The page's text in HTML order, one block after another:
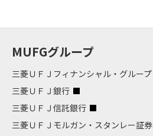
MUFGグループ
三菱ＵＦＪフィナンシャル・グループ
三菱ＵＦＪ銀行
三菱ＵＦＪ信託銀行
三菱ＵＦＪモルガン・スタンレー証券